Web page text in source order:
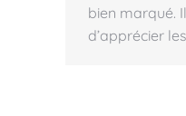
bien marqué.
d’apprécier